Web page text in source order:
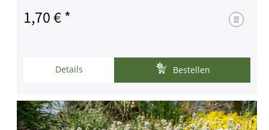
1,70 € *
Details Bestellen